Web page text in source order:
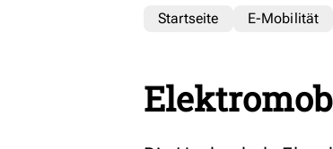
Startseite E-Mobilität